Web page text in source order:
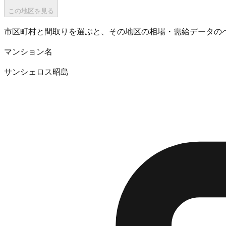
この地区を見る
市区町村と間取りを選ぶと、その地区の相場・需給データの
マンション名
サンシェロス昭島